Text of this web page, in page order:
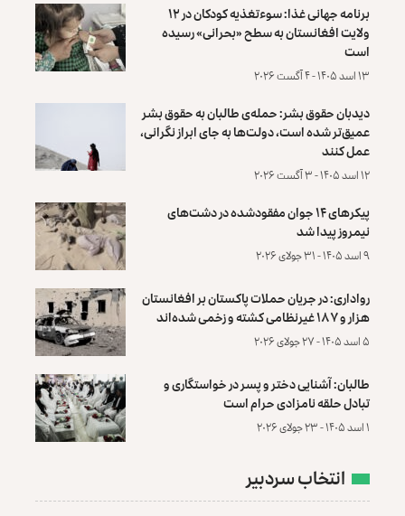
برنامه جهانی غذا: سوءتغذیه کودکان در ۱۲
ولایت افغانستان به سطح «بحرانی» رسیده
است
۱۳ اسد ۱۴۰۵ - ۴ آگست ۲۰۲۶
دیدبان حقوق بشر: حمله‌ی طالبان به حقوق بشر
عمیق‌تر شده است، دولت‌ها به جای ابراز نگرانی،
عمل کنند
۱۲ اسد ۱۴۰۵ - ۳ آگست ۲۰۲۶
پیکرهای ۱۴ جوان مفقودشده در دشت‌های
نیمروز پیدا شد
۹ اسد ۱۴۰۵ - ۳۱ جولای ۲۰۲۶
رواداری: در جریان حملات پاکستان بر افغانستان
هزار و ۱۸۷ غیرنظامی کشته و زخمی شده‌اند
۵ اسد ۱۴۰۵ - ۲۷ جولای ۲۰۲۶
طالبان: آشنایی دختر و پسر در خواستگاری و
تبادل حلقه نامزادی حرام است
۱ اسد ۱۴۰۵ - ۲۳ جولای ۲۰۲۶
انتخاب سردبیر